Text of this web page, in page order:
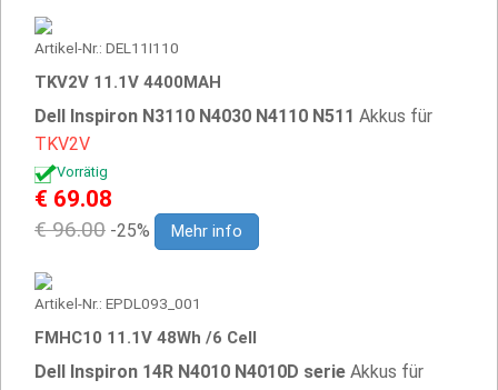
Artikel-Nr.: DEL11I110
TKV2V 11.1V 4400MAH
Dell Inspiron N3110 N4030 N4110 N511 Akkus für
TKV2V
Vorrätig
€ 69.08
€ 96.00 -25% Mehr info
Artikel-Nr.: EPDL093_001
FMHC10 11.1V 48Wh /6 Cell
Dell Inspiron 14R N4010 N4010D serie Akkus für